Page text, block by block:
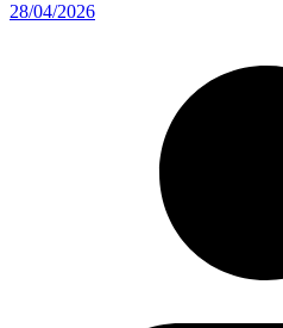
28/04/2026